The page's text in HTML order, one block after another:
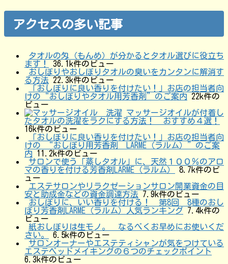
アクセスの多い記事
タオルの匁（もんめ）が分かるとタオル選びに役立ち
ます！
36.1k件のビュー
おしぼりやおしぼりタオルの臭いをカンタンに解消す
る方法
22.3k件のビュー
「おしぼりに良い香りを付けたい！」お店の担当者向
けの“おしぼりやタオル用芳香剤”のご案内
22k件の
ビュー
マッサージオイルが付着し
たタオルの洗濯をラクにする方法！ おすすめ４選！
16k件のビュー
「おしぼりに良い香りを付けたい！」お店の担当者向
けの “おしぼり用芳香剤 LARME（ラルム）”のご案
内
11.2k件のビュー
サロンで使う「蒸しタオル」に、天然１００％のアロ
マの香りを付ける芳香剤LARME（ラルム）
8.7k件のビ
ュー
エステサロンやリラクゼーションサロン開業資金の目
安と助成金などの資金調達方法
7.9k件のビュー
おしぼりに、いい香りを付ける！ 第8回 8種のおし
ぼり芳香剤LARME（ラルム）人気ランキング
7.4k件の
ビュー
紙おしぼりは生モノ。 なるべくお早めにお使いくだ
さい。
6.5k件のビュー
サロンオーナーやエステティシャンが気をつけている
エステベッドメイキングの６つのチェックポイント
6.3k件のビュー